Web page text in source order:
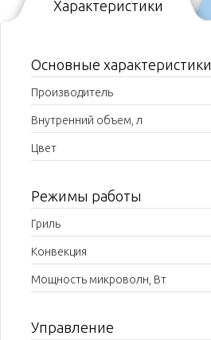
Характеристики
Основные характеристики
Производитель
Внутренний объем, л
Цвет
Режимы работы
Гриль
Конвекция
Мощность микроволн, Вт
Управление